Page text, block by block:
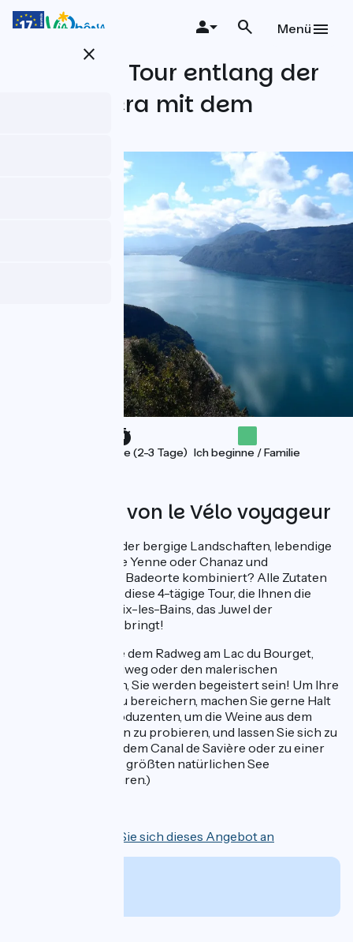
Direkt
zum
close
Menü
Die kleine Tour entlang der
Alpenriviera mit dem
Wochenende (2-3 Tage) Ich beginne / Familie
Angeboten von le Vélo voyageur
Ein Fahrradurlaub, der bergige Landschaften, lebendige
typische Dörfer wie Yenne oder Chanaz und
außergewöhnliche Badeorte kombiniert? Alle Zutaten
sind vorhanden für diese 4-tägige Tour, die Ihnen die
Schätze rund um Aix-les-Bains, das Juwel der
Alpenriviera, näherbringt!
(Ganz gleich, ob Sie dem Radweg am Lac du Bourget,
dem ViaRhôna-Radweg oder den malerischen
Landstraßen folgen, Sie werden begeistert sein! Um Ihre
Reise noch mehr zu bereichern, machen Sie gerne Halt
bei den kleinen Produzenten, um die Weine aus dem
Bugey oder Savoyen zu probieren, und lassen Sie sich zu
einer Kanutour auf dem Canal de Savière oder zu einer
Bootsfahrt auf dem größten natürlichen See
Frankreichs verführen.)
Sehen Sie sich dieses Angebot an